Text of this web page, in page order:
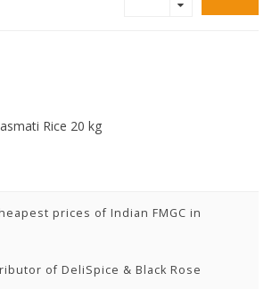
Rice 20 kg
prices of Indian FMGC in
of DeliSpice & Black Rose